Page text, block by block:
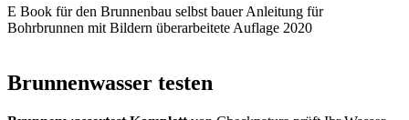
E Book für den Brunnenbau selbst bauer Anleitung für
Bohrbrunnen mit Bildern überarbeitete Auflage 2020
Brunnenwasser testen